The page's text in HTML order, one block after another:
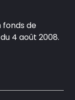
fonds de
4 août 2008.